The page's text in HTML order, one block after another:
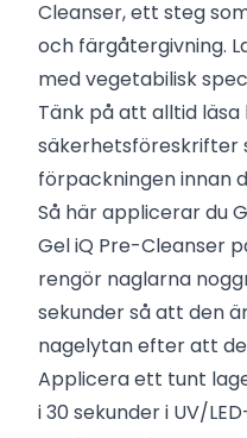
Cleanser, ett steg
och färgåtergivning.
med vegetabilisk
Tänk på att alltid
säkerhetsföreskrifter
förpackningen innan
Så här applicerar du
Gel iQ Pre-Cleanser
rengör naglarna
sekunder så att den
nagelytan efter att
Applicera ett tunt
i 30 sekunder i UV/